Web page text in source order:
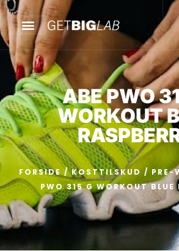
ABE PWO
WORKOUT
FORSIDE /KOSTTILSKUD / PRE-
PWO 315 G WORKOUT BLUE